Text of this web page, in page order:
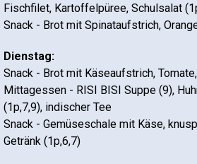
Fischfilet, Kartoffelpüree, Schulsalat
Snack - Brot mit Spinataufstrich,
Dienstag:
Snack - Brot mit Käseaufstrich,
Mittagessen - RISI BISI Suppe (9),
(1p,7,9), indischer Tee
Snack - Gemüseschale mit Käse,
Getränk (1p,6,7)